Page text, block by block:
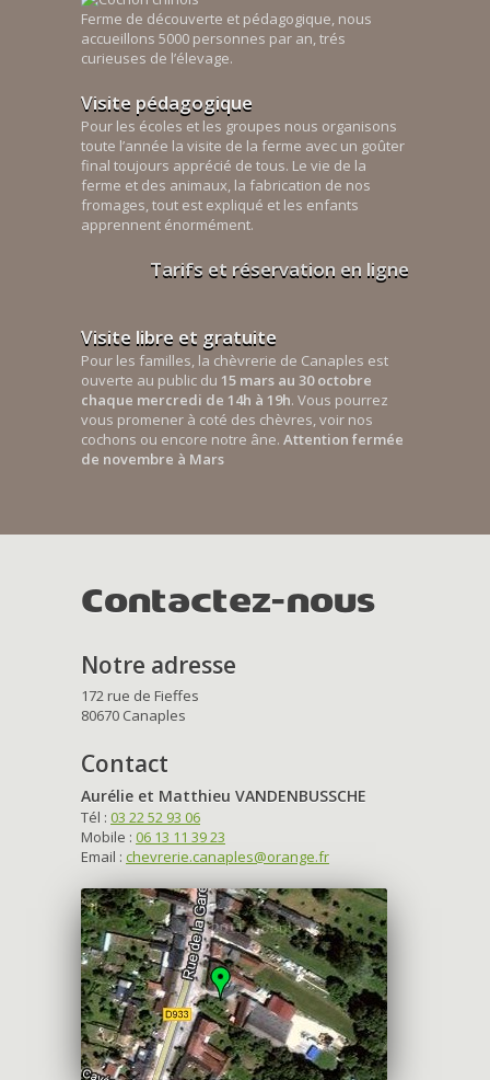
Ferme de découverte et pédagogique, nous
accueillons 5000 personnes par an, trés
curieuses de l’élevage.
Visite pédagogique
Pour les écoles et les groupes nous organisons
toute l’année la visite de la ferme avec un goûter
final toujours apprécié de tous. Le vie de la
ferme et des animaux, la fabrication de nos
fromages, tout est expliqué et les enfants
apprennent énormément.
Tarifs et réservation en ligne
Visite libre et gratuite
Pour les familles, la chèvrerie de Canaples est
ouverte au public du 15 mars au 30 octobre
chaque mercredi de 14h à 19h. Vous pourrez
vous promener à coté des chèvres, voir nos
cochons ou encore notre âne. Attention fermée
de novembre à Mars
Contactez-nous
Notre adresse
172 rue de Fieffes
80670 Canaples
Contact
Aurélie et Matthieu VANDENBUSSCHE
Tél : 03 22 52 93 06
Mobile : 06 13 11 39 23
Email : chevrerie.canaples@orange.fr